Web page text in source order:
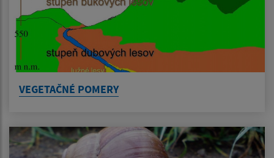
VEGETAČNÉ POMERY